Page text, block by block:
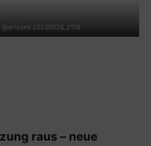
@artusmi 20230526_2119
raus – neue